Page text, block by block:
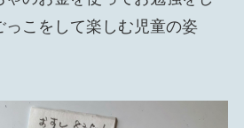
っこをして楽しむ児童の姿